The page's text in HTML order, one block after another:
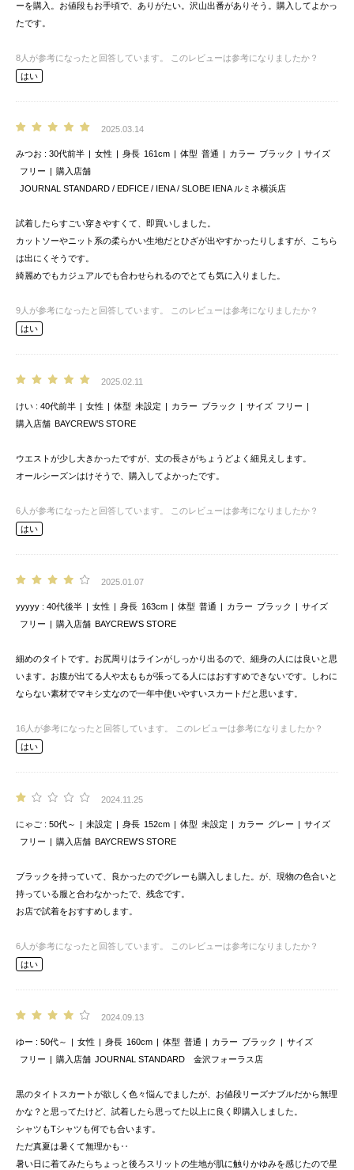
ーを購入。お値段もお手頃で、ありがたい。沢山出番がありそう。購入してよかっ
たです。
8 人が参考になったと回答しています。
このレビューは参考になりましたか？
はい
2025.03.14
みつお 30代前半 女性 身長 161cm 体型 普通 カラー ブラック
サイズ
フリー
購入店舗
JOURNAL STANDARD / EDFICE / IENA / SLOBE IENA ルミネ横浜店
試着したらすごい穿きやすくて、即買いしました。
カットソーやニット系の柔らかい生地だとひざが出やすかったりしますが、こちら
は出にくそうです。
綺麗めでもカジュアルでも合わせられるのでとても気に入りました。
9 人が参考になったと回答しています。
このレビューは参考になりましたか？
はい
2025.02.11
けい 40代前半 女性 体型 未設定 カラー ブラック サイズ フリー
購入店舗 BAYCREW’S STORE
ウエストが少し大きかったですが、丈の長さがちょうどよく細見えします。
オールシーズンはけそうで、購入してよかったです。
6 人が参考になったと回答しています。
このレビューは参考になりましたか？
はい
2025.01.07
yyyyy 40代後半 女性 身長 163cm 体型 普通 カラー ブラック
サイズ
フリー
購入店舗 BAYCREW’S STORE
細めのタイトです。お尻周りはラインがしっかり出るので、細身の人には良いと思
います。お腹が出てる人や太ももが張ってる人にはおすすめできないです。しわに
ならない素材でマキシ丈なので一年中使いやすいスカートだと思います。
16 人が参考になったと回答しています。
このレビューは参考になりましたか？
はい
2024.11.25
にゃご 50代～ 未設定 身長 152cm 体型 未設定 カラー グレー
サイズ
フリー
購入店舗 BAYCREW’S STORE
ブラックを持っていて、良かったのでグレーも購入しました。が、現物の色合いと
持っている服と合わなかったで、残念です。
お店で試着をおすすめします。
6 人が参考になったと回答しています。
このレビューは参考になりましたか？
はい
2024.09.13
ゆー 50代～ 女性 身長 160cm 体型 普通 カラー ブラック
サイズ
フリー
購入店舗 JOURNAL STANDARD 金沢フォーラス店
黒のタイトスカートが欲しく色々悩んでましたが、お値段リーズナブルだから無理
かな？と思ってたけど、試着したら思ってた以上に良く即購入しました。
シャツもTシャツも何でも合います。
ただ真夏は暑くて無理かも‥
暑い日に着てみたらちょっと後ろスリットの生地が肌に触りかゆみを感じたので星